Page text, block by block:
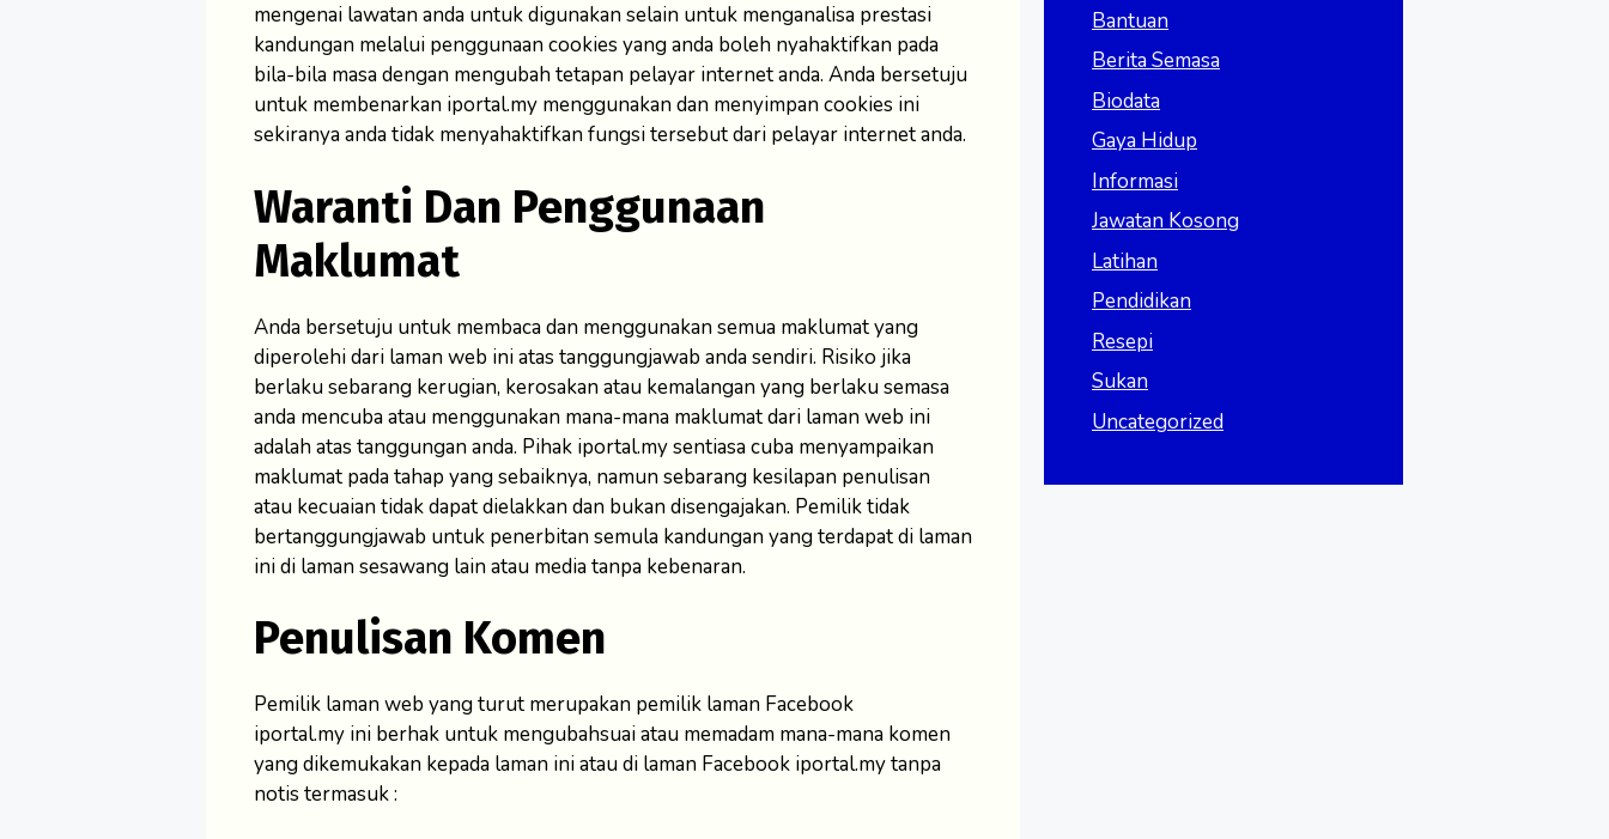
mengenai lawatan anda untuk digunakan selain untuk menganalisa prestasi
kandungan melalui penggunaan cookies yang anda boleh nyahaktifkan pada
bila-bila masa dengan mengubah tetapan pelayar internet anda. Anda bersetuju
untuk membenarkan iportal.my menggunakan dan menyimpan cookies ini
sekiranya anda tidak menyahaktifkan fungsi tersebut dari pelayar internet anda.
Waranti Dan Penggunaan
Maklumat
Anda bersetuju untuk membaca dan menggunakan semua maklumat yang
diperolehi dari laman web ini atas tanggungjawab anda sendiri. Risiko jika
berlaku sebarang kerugian, kerosakan atau kemalangan yang berlaku semasa
anda mencuba atau menggunakan mana-mana maklumat dari laman web ini
adalah atas tanggungan anda. Pihak iportal.my sentiasa cuba menyampaikan
maklumat pada tahap yang sebaiknya, namun sebarang kesilapan penulisan
atau kecuaian tidak dapat dielakkan dan bukan disengajakan. Pemilik tidak
bertanggungjawab untuk penerbitan semula kandungan yang terdapat di laman
ini di laman sesawang lain atau media tanpa kebenaran.
Penulisan Komen
Pemilik laman web yang turut merupakan pemilik laman Facebook
iportal.my ini berhak untuk mengubahsuai atau memadam mana-mana komen
yang dikemukakan kepada laman ini atau di laman Facebook iportal.my tanpa
notis termasuk :
Bantuan
Berita Semasa
Biodata
Gaya Hidup
Informasi
Jawatan Kosong
Latihan
Pendidikan
Resepi
Sukan
Uncategorized